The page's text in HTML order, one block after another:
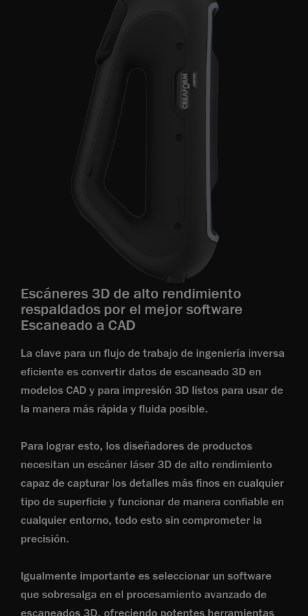
Escáneres 3D de alto rendimiento
respaldados por el mejor software
Escaneado a CAD
La clave para un flujo de trabajo de ingeniería inversa
eficiente es convertir datos de escaneado 3D en
modelos CAD y para impresión 3D listos para usar de
la manera más rápida y fluida posible.
Para lograr esto, los diseñadores de productos
necesitan un escáner láser 3D de alto rendimiento
capaz de capturar los detalles más finos en cualquier
tipo de superficie y funcionar de manera confiable en
cualquier entorno, todo esto sin comprometer la
precisión.
Igualmente importante es seleccionar un software
que sobresalga en el procesamiento avanzado de